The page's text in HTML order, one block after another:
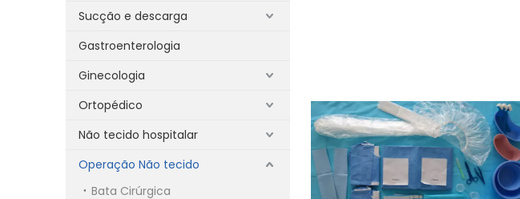
Sucção e descarga
Gastroenterologia
Ginecologia
Ortopédico
Não tecido hospitalar
Operação Não tecido
Bata Cirúrgica